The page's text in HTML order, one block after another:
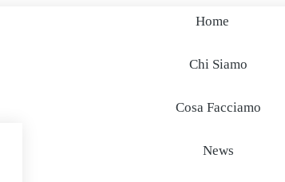
Home
Chi Siamo
Cosa Facciamo
News